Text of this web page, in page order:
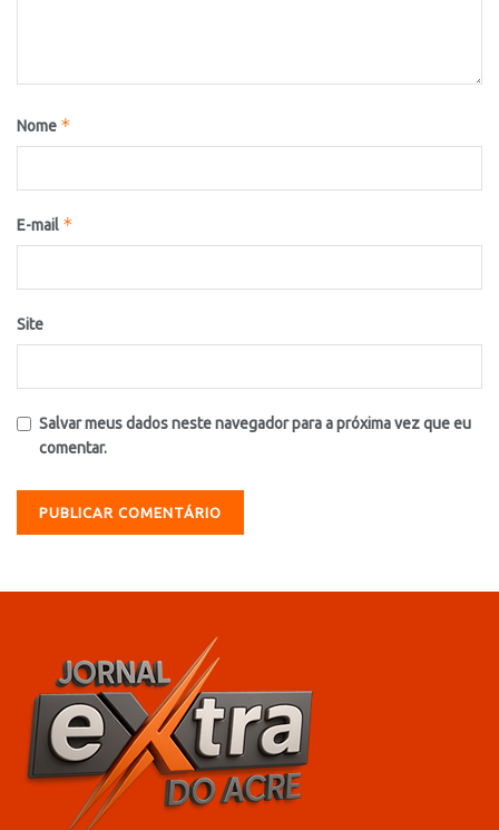
Nome *
E-mail *
Site
Salvar meus dados neste navegador para a próxima vez que eu
comentar.